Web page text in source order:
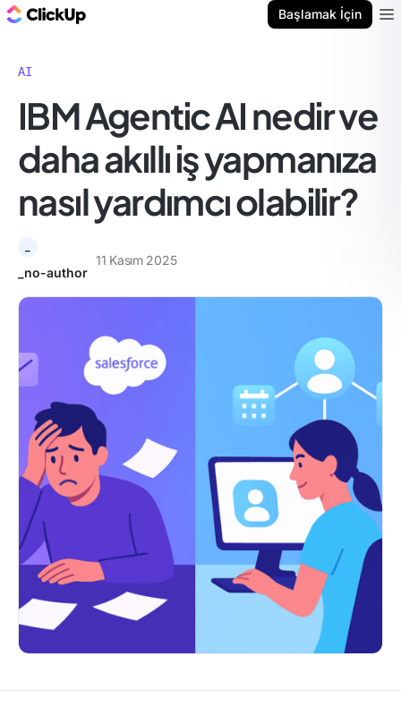
Başlamak İçin
AI
IBM Agentic AI nedir ve
daha akıllı iş yapmanıza
nasıl yardımcı olabilir?
_no-author
11 Kasım 2025